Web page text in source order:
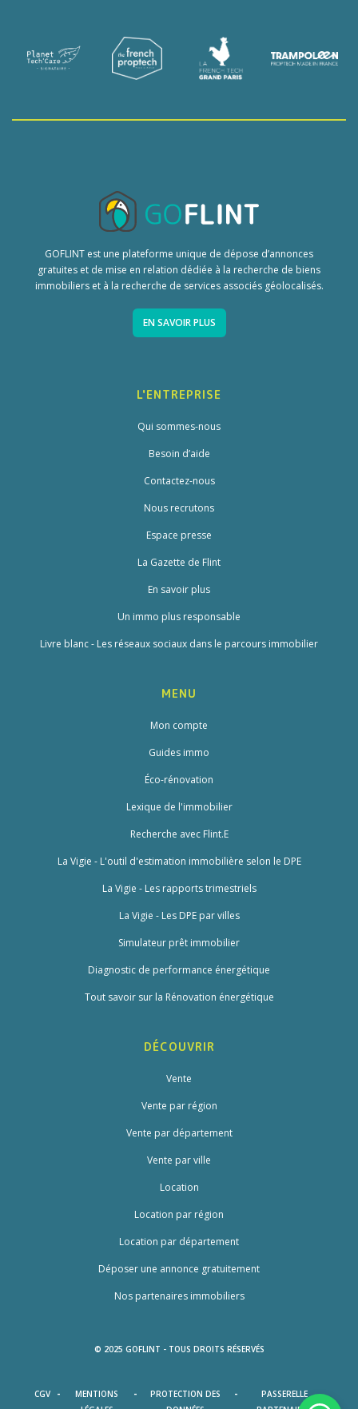
GOFLINT est une plateforme unique de dépose d’annonces
gratuites et de mise en relation dédiée à la recherche de biens
immobiliers et à la recherche de services associés géolocalisés.
EN SAVOIR PLUS
L'ENTREPRISE
Qui sommes-nous
Besoin d’aide
Contactez-nous
Nous recrutons
Espace presse
La Gazette de Flint
En savoir plus
Un immo plus responsable
Livre blanc - Les réseaux sociaux dans le parcours immobilier
MENU
Mon compte
Guides immo
Éco-rénovation
Lexique de l'immobilier
Recherche avec Flint.E
La Vigie - L'outil d'estimation immobilière selon le DPE
La Vigie - Les rapports trimestriels
La Vigie - Les DPE par villes
Simulateur prêt immobilier
Diagnostic de performance énergétique
Tout savoir sur la Rénovation énergétique
DÉCOUVRIR
Vente
Vente par région
Vente par département
Vente par ville
Location
Location par région
Location par département
Déposer une annonce gratuitement
Nos partenaires immobiliers
© 2025 GOFLINT - TOUS DROITS RÉSERVÉS
CGV -
MENTIONS
-
PROTECTION DES
-
PASSERELLE